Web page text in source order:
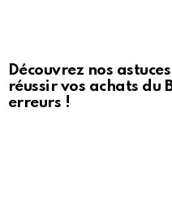
Découvrez nos
réussir vos achats du
erreurs !